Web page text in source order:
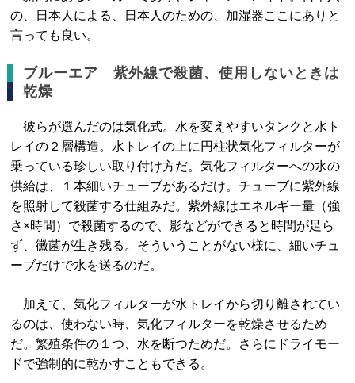
の、日本人による、日本人のための、加湿器ここにありと
言っても良い。
ブルーエア 紫外線で殺菌、使用しないときは
乾燥
彼らが選んだのは気化式。水を変えやすいタンクと水ト
レイの２層構造。水トレイの上に円柱状気化フィルターが
乗っている珍しい取り付け方だ。気化フィルターへの水の
供給は、１本細いチューブがあるだけ。チューブに紫外線
を照射して殺菌する仕組みだ。紫外線はエネルギー量（強
さ×時間）で殺菌するので、影などができると時間が足ら
ず、黴菌が生き残る。そういうことがない様に、細いチュ
ーブだけで水を送るのだ。
加えて、気化フィルターが水トレイから切り離されてい
るのは、使わない時、気化フィルターを乾燥させるため
だ。繁殖条件の１つ、水を断つためだ。さらにドライモー
ドで強制的に乾かすこともできる。